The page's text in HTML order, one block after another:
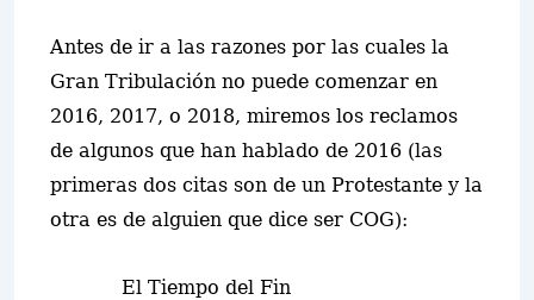
Antes de ir a las razones por las cuales la
Gran Tribulación no puede comenzar en
2016, 2017, o 2018, miremos los reclamos
de algunos que han hablado de 2016 (las
primeras dos citas son de un Protestante y la
otra es de alguien que dice ser COG):
El Tiempo del Fin